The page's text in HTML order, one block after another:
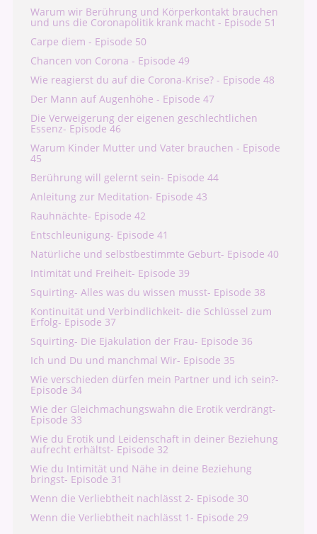
Warum wir Berührung und Körperkontakt brauchen
und uns die Coronapolitik krank macht - Episode 51
Carpe diem - Episode 50
Chancen von Corona - Episode 49
Wie reagierst du auf die Corona-Krise? - Episode 48
Der Mann auf Augenhöhe - Episode 47
Die Verweigerung der eigenen geschlechtlichen
Essenz- Episode 46
Warum Kinder Mutter und Vater brauchen - Episode
45
Berührung will gelernt sein- Episode 44
Anleitung zur Meditation- Episode 43
Rauhnächte- Episode 42
Entschleunigung- Episode 41
Natürliche und selbstbestimmte Geburt- Episode 40
Intimität und Freiheit- Episode 39
Squirting- Alles was du wissen musst- Episode 38
Kontinuität und Verbindlichkeit- die Schlüssel zum
Erfolg- Episode 37
Squirting- Die Ejakulation der Frau- Episode 36
Ich und Du und manchmal Wir- Episode 35
Wie verschieden dürfen mein Partner und ich sein?-
Episode 34
Wie der Gleichmachungswahn die Erotik verdrängt-
Episode 33
Wie du Erotik und Leidenschaft in deiner Beziehung
aufrecht erhältst- Episode 32
Wie du Intimität und Nähe in deine Beziehung
bringst- Episode 31
Wenn die Verliebtheit nachlässt 2- Episode 30
Wenn die Verliebtheit nachlässt 1- Episode 29